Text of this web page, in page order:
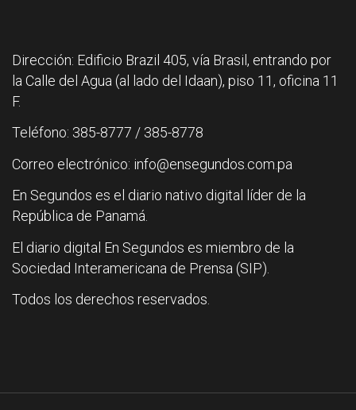
Dirección: Edificio Brazil 405, vía Brasil, entrando por
la Calle del Agua (al lado del Idaan), piso 11, oficina 11
F.
Teléfono: 385-8777 / 385-8778
Correo electrónico: info@ensegundos.com.pa
En Segundos es el diario nativo digital líder de la
República de Panamá.
El diario digital En Segundos es miembro de la
Sociedad Interamericana de Prensa (SIP).
Todos los derechos reservados.